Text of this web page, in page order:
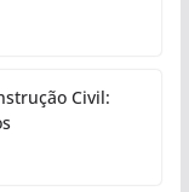
Civil: